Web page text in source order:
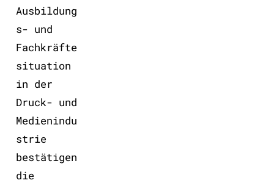
Ausbildung
s- und
Fachkräfte
situation
in der
Druck- und
Medienindu
strie
bestätigen
die